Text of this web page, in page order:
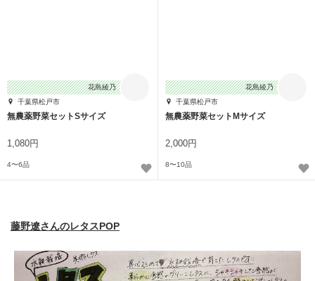
花島綾乃
千葉県松戸市
無農薬野菜セットSサイズ
1,080円
4〜6品
花島綾乃
千葉県松戸市
無農薬野菜セットMサイズ
2,000円
8〜10品
藤野遼さんのレタスPOP